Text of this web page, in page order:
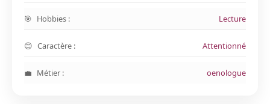
Hobbies : Lecture
Caractère : Attentionné
Métier : oenologue